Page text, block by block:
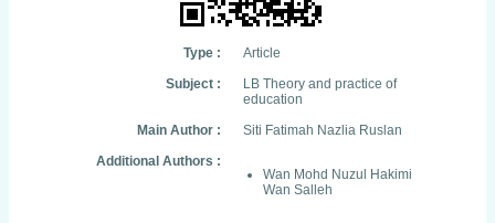
Type :
Article
Subject :
LB Theory and practice of
education
Main Author :
Siti Fatimah Nazlia Ruslan
Additional Authors :
Wan Mohd Nuzul Hakimi
Wan Salleh